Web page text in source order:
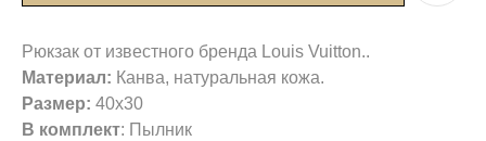
Рюкзак от известного бренда Louis Vuitton..
Материал: Канва, натуральная кожа.
Размер: 40х30
В комплект: Пылник